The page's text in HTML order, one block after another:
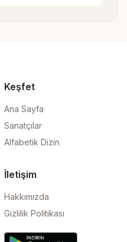
Keşfet
Ana Sayfa
Sanatçılar
Alfabetik Dizin
İletişim
Hakkımızda
Gizlilik Politikası